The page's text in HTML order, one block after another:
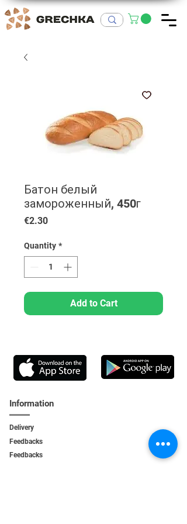
Батон белый
замороженный, 450г
€2.30Price
Quantity *
Add to Cart
Information
Delivery
Feedbacks
Feedbacks